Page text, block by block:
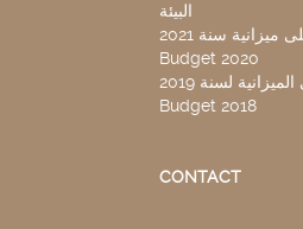
البيئة
سنة 2021
Budget 2020
لسنة 2019
Budget 2018
CONTACT